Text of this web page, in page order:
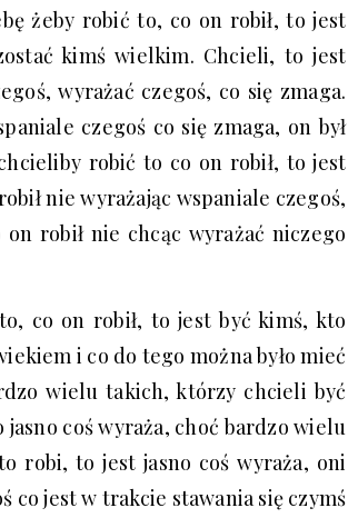
żeby robić to, co on robił, to jest
kimś wielkim. Chcieli, to jest
wyrażać czegoś, co się zmaga.
czegoś co się zmaga, on był
robić to co on robił, to jest
nie wyrażając wspaniale czegoś,
robił nie chcąc wyrażać niczego
co on robił, to jest być kimś, kto
i co do tego można było mieć
wielu takich, którzy chcieli być
coś wyraża, choć bardzo wielu
robi, to jest jasno coś wyraża, oni
co jest w trakcie stawania się czymś